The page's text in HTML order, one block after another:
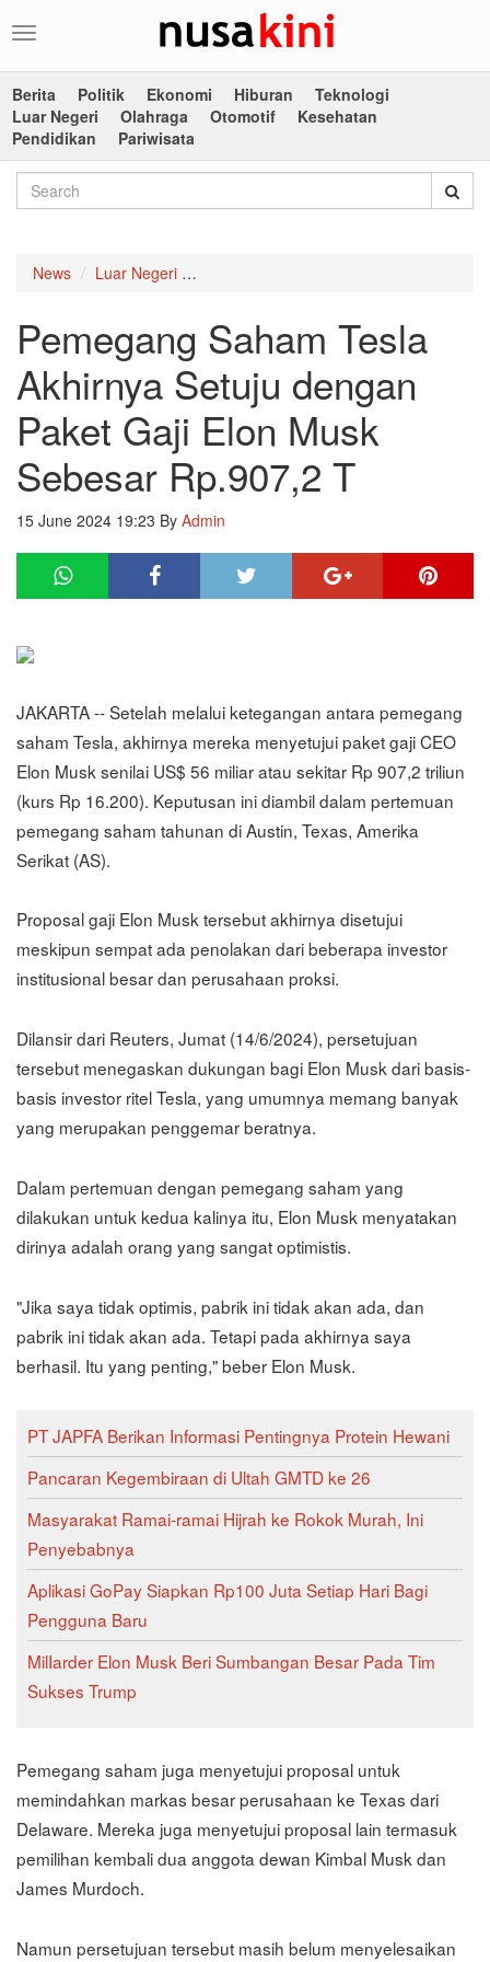
Toggle
Berita
Politik Ekonomi Hiburan
Teknologi
Luar Negeri
Olahraga Otomotif
Kesehatan
Pendidikan
Pariwisata
News Luar Negeri
Pemegang Saham Tesla
Akhirnya Setuju dengan
Paket Gaji Elon Musk
Sebesar Rp.907,2 T
15 June 2024 19:23 By Admin
JAKARTA -- Setelah melalui ketegangan antara pemegang
saham Tesla, akhirnya mereka menyetujui paket gaji CEO
Elon Musk senilai US$ 56 miliar atau sekitar Rp 907,2 triliun
(kurs Rp 16.200). Keputusan ini diambil dalam pertemuan
pemegang saham tahunan di Austin, Texas, Amerika
Serikat (AS).
Proposal gaji Elon Musk tersebut akhirnya disetujui
meskipun sempat ada penolakan dari beberapa investor
institusional besar dan perusahaan proksi.
Dilansir dari Reuters, Jumat (14/6/2024), persetujuan
tersebut menegaskan dukungan bagi Elon Musk dari basis-
basis investor ritel Tesla, yang umumnya memang banyak
yang merupakan penggemar beratnya.
Dalam pertemuan dengan pemegang saham yang
dilakukan untuk kedua kalinya itu, Elon Musk menyatakan
dirinya adalah orang yang sangat optimistis.
"Jika saya tidak optimis, pabrik ini tidak akan ada, dan
pabrik ini tidak akan ada. Tetapi pada akhirnya saya
berhasil. Itu yang penting," beber Elon Musk.
PT JAPFA Berikan Informasi Pentingnya Protein Hewani
Pancaran Kegembiraan di Ultah GMTD ke 26
Masyarakat Ramai-ramai Hijrah ke Rokok Murah, Ini
Penyebabnya
Aplikasi GoPay Siapkan Rp100 Juta Setiap Hari Bagi
Pengguna Baru
MilIarder Elon Musk Beri Sumbangan Besar Pada Tim
Sukses Trump
Pemegang saham juga menyetujui proposal untuk
memindahkan markas besar perusahaan ke Texas dari
Delaware. Mereka juga menyetujui proposal lain termasuk
pemilihan kembali dua anggota dewan Kimbal Musk dan
James Murdoch.
Namun persetujuan tersebut masih belum menyelesaikan